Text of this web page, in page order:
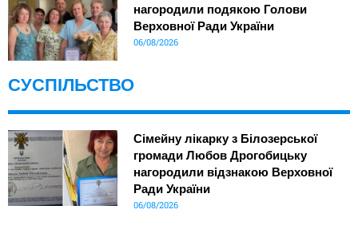
нагородили подякою Голови
Верховної Ради України
06/08/2026
СУСПІЛЬСТВО
Сімейну лікарку з Білозерської
громади Любов Дрогобицьку
нагородили відзнакою Верховної
Ради України
06/08/2026